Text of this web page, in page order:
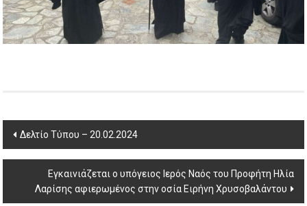
Post
navigation
Δελτίο Τύπου – 20.02.2024
Εγκαινιάζεται ο υπόγειος Ιερός Ναός του Προφήτη Ηλία
Λαρίσης αφιερωμένος στην οσία Ειρήνη Χρυσοβαλάντου